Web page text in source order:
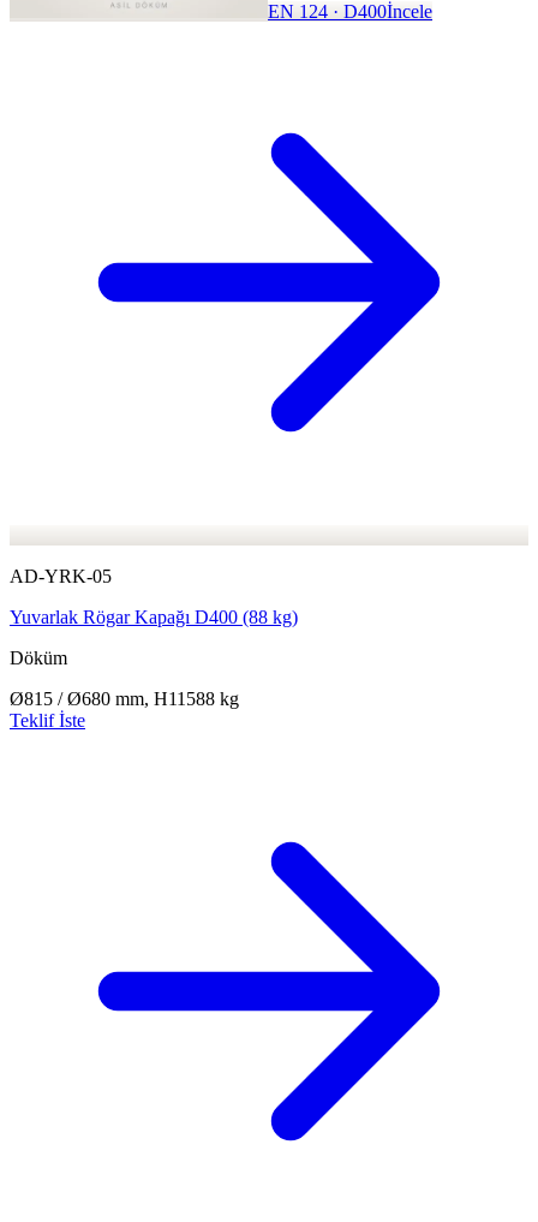
EN 124 · D400İncele
AD-YRK-05
Yuvarlak Rögar Kapağı D400 (88 kg)
Döküm
Ø815 / Ø680 mm, H11588 kg
Teklif İste